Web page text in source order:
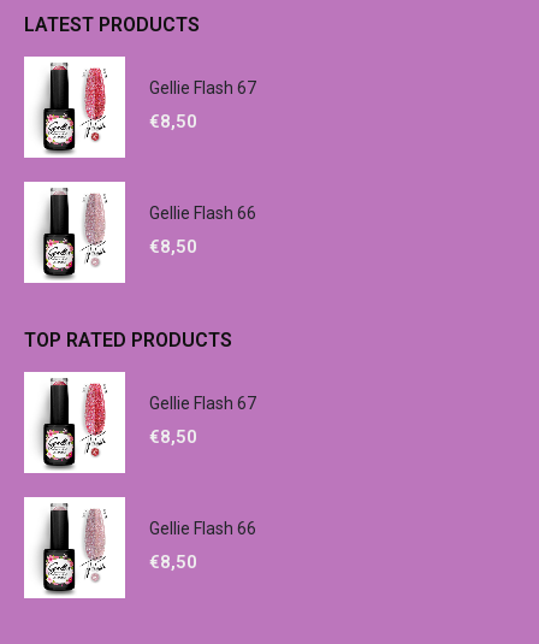
LATEST PRODUCTS
Gellie Flash 67
€8,50
Gellie Flash 66
€8,50
TOP RATED PRODUCTS
Gellie Flash 67
€8,50
Gellie Flash 66
€8,50